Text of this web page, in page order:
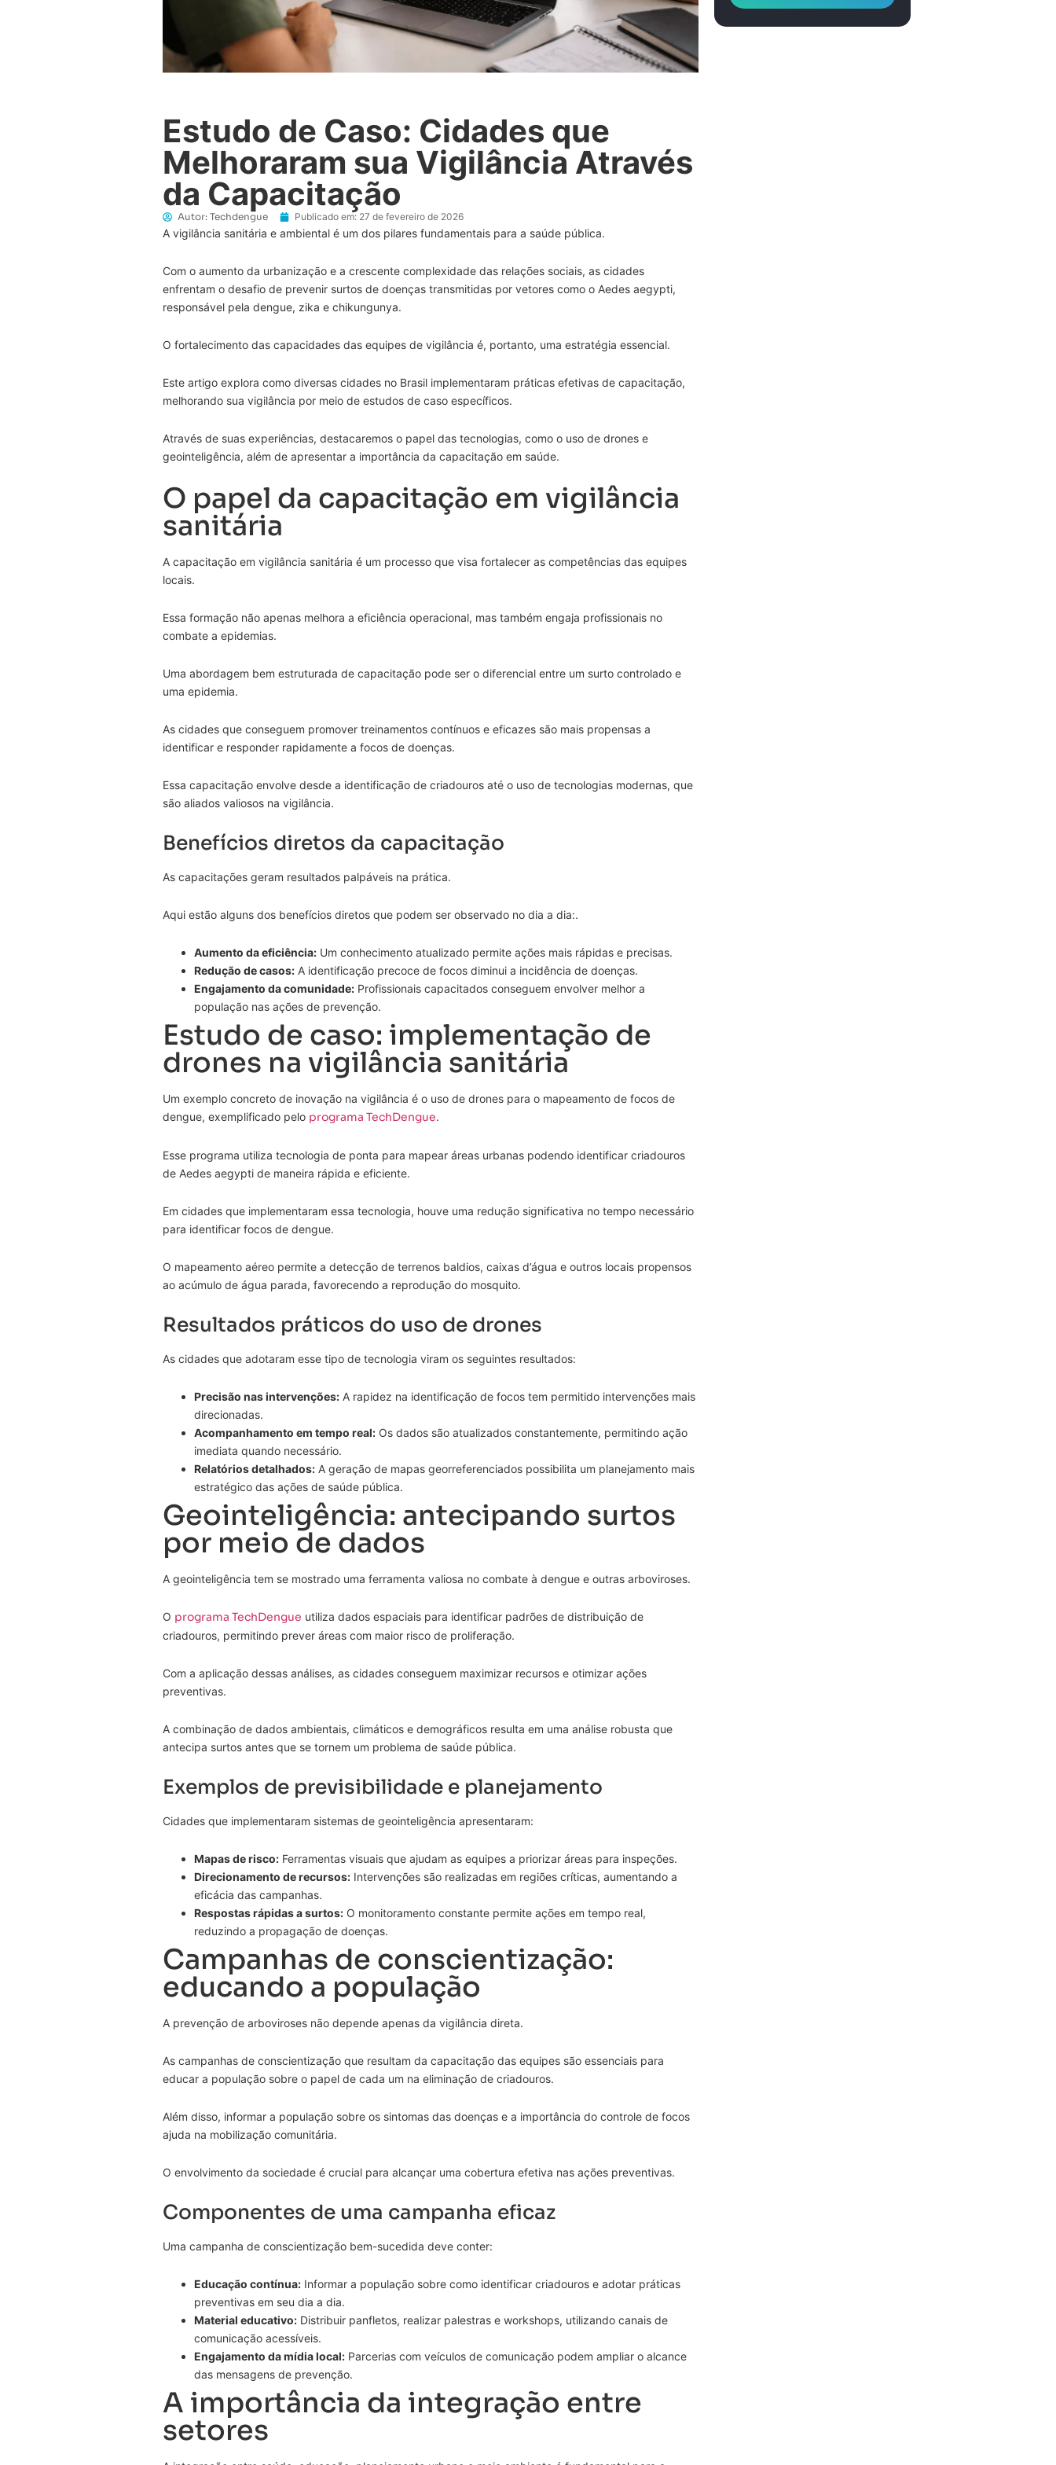
Estudo de Caso: Cidades que
Melhoraram sua Vigilância Através
da Capacitação
Autor:Techdengue Publicado em: 27 de fevereiro de 2026
A vigilância sanitária e ambiental é um dos pilares fundamentais para a saúde pública.
Com o aumento da urbanização e a crescente complexidade das relações sociais, as cidades
enfrentam o desafio de prevenir surtos de doenças transmitidas por vetores como o Aedes aegypti,
responsável pela dengue, zika e chikungunya.
O fortalecimento das capacidades das equipes de vigilância é, portanto, uma estratégia essencial.
Este artigo explora como diversas cidades no Brasil implementaram práticas efetivas de capacitação,
melhorando sua vigilância por meio de estudos de caso específicos.
Através de suas experiências, destacaremos o papel das tecnologias, como o uso de drones e
geointeligência, além de apresentar a importância da capacitação em saúde.
O papel da capacitação em vigilância
sanitária
A capacitação em vigilância sanitária é um processo que visa fortalecer as competências das equipes
locais.
Essa formação não apenas melhora a eficiência operacional, mas também engaja profissionais no
combate a epidemias.
Uma abordagem bem estruturada de capacitação pode ser o diferencial entre um surto controlado e
uma epidemia.
As cidades que conseguem promover treinamentos contínuos e eficazes são mais propensas a
identificar e responder rapidamente a focos de doenças.
Essa capacitação envolve desde a identificação de criadouros até o uso de tecnologias modernas, que
são aliados valiosos na vigilância.
Benefícios diretos da capacitação
As capacitações geram resultados palpáveis na prática.
Aqui estão alguns dos benefícios diretos que podem ser observado no dia a dia:.
Aumento da eficiência:Um conhecimento atualizado permite ações mais rápidas e precisas.
Redução de casos:A identificação precoce de focos diminui a incidência de doenças.
Engajamento da comunidade:Profissionais capacitados conseguem envolver melhor a
população nas ações de prevenção.
Estudo de caso: implementação de
drones na vigilância sanitária
Um exemplo concreto de inovação na vigilância é o uso de drones para o mapeamento de focos de
dengue, exemplificado pelo programa TechDengue.
Esse programa utiliza tecnologia de ponta para mapear áreas urbanas podendo identificar criadouros
de Aedes aegypti de maneira rápida e eficiente.
Em cidades que implementaram essa tecnologia, houve uma redução significativa no tempo necessário
para identificar focos de dengue.
O mapeamento aéreo permite a detecção de terrenos baldios, caixas d’água e outros locais propensos
ao acúmulo de água parada, favorecendo a reprodução do mosquito.
Resultados práticos do uso de drones
As cidades que adotaram esse tipo de tecnologia viram os seguintes resultados:
Precisão nas intervenções:A rapidez na identificação de focos tem permitido intervenções mais
direcionadas.
Acompanhamento em tempo real:Os dados são atualizados constantemente, permitindo ação
imediata quando necessário.
Relatórios detalhados:A geração de mapas georreferenciados possibilita um planejamento mais
estratégico das ações de saúde pública.
Geointeligência: antecipando surtos
por meio de dados
A geointeligência tem se mostrado uma ferramenta valiosa no combate à dengue e outras arboviroses.
O programa TechDengue utiliza dados espaciais para identificar padrões de distribuição de
criadouros, permitindo prever áreas com maior risco de proliferação.
Com a aplicação dessas análises, as cidades conseguem maximizar recursos e otimizar ações
preventivas.
A combinação de dados ambientais, climáticos e demográficos resulta em uma análise robusta que
antecipa surtos antes que se tornem um problema de saúde pública.
Exemplos de previsibilidade e planejamento
Cidades que implementaram sistemas de geointeligência apresentaram:
Mapas de risco:Ferramentas visuais que ajudam as equipes a priorizar áreas para inspeções.
Direcionamento de recursos:Intervenções são realizadas em regiões críticas, aumentando a
eficácia das campanhas.
Respostas rápidas a surtos:O monitoramento constante permite ações em tempo real,
reduzindo a propagação de doenças.
Campanhas de conscientização:
educando a população
A prevenção de arboviroses não depende apenas da vigilância direta.
As campanhas de conscientização que resultam da capacitação das equipes são essenciais para
educar a população sobre o papel de cada um na eliminação de criadouros.
Além disso, informar a população sobre os sintomas das doenças e a importância do controle de focos
ajuda na mobilização comunitária.
O envolvimento da sociedade é crucial para alcançar uma cobertura efetiva nas ações preventivas.
Componentes de uma campanha eficaz
Uma campanha de conscientização bem-sucedida deve conter:
Educação contínua:Informar a população sobre como identificar criadouros e adotar práticas
preventivas em seu dia a dia.
Material educativo:Distribuir panfletos, realizar palestras e workshops, utilizando canais de
comunicação acessíveis.
Engajamento da mídia local:Parcerias com veículos de comunicação podem ampliar o alcance
das mensagens de prevenção.
A importância da integração entre
setores